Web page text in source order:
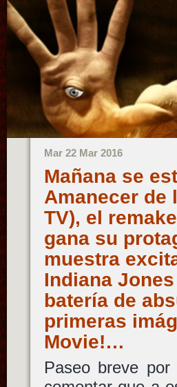
Mar 22 Mar 2016
Mañana se
Amanecer de
TV), el
gana su
muestra
Indiana
batería de
primeras
Movie!…
Paseo breve